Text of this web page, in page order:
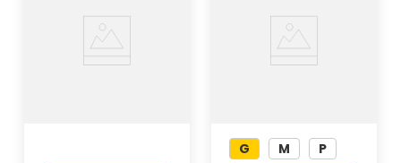
G M P